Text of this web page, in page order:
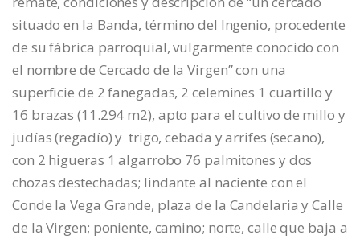
situado en la Banda, término del Ingenio, procedente
de su fábrica parroquial, vulgarmente conocido con
el nombre de Cercado de la Virgen” con una
superficie de 2 fanegadas, 2 celemines 1 cuartillo y
16 brazas (11.294 m2), apto para el cultivo de millo y
judías (regadío) y trigo, cebada y arrifes (secano),
con 2 higueras 1 algarrobo 76 palmitones y dos
chozas destechadas; lindante al naciente con el
Conde la Vega Grande, plaza de la Candelaria y Calle
de la Virgen; poniente, camino; norte, calle que baja a